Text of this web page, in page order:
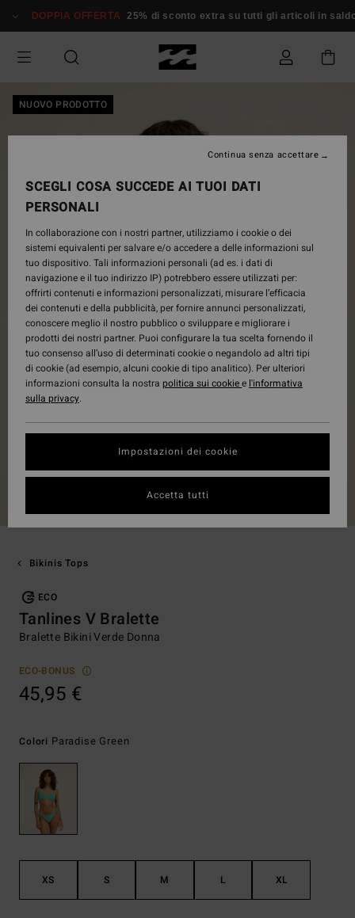
alle
prodotto
DOPPIA OFFERTA 25% di sconto extra su tutti gli articoli in
NUOVO PRODOTTO
Bikinis Tops
ECO
Tanlines V Bralette
Bralette Bikini Verde Donna
ECO-BONUS
45,95 €
Colori Paradise Green
XS S M L XL
SCEGLI COSA SUCCEDE AI TUOI DATI
PERSONALI
In collaborazione con i nostri partner, utilizziamo i cookie o dei
sistemi equivalenti per salvare e/o accedere a delle informazioni sul
tuo dispositivo. Tali informazioni personali (ad es. i dati di
navigazione e il tuo indirizzo IP) potrebbero essere utilizzati per:
offrirti contenuti e informazioni personalizzati, misurare l’efficacia
dei contenuti e della pubblicità, per fornire annunci personalizzati,
conoscere meglio il nostro pubblico o sviluppare e migliorare i
prodotti dei nostri partner. Puoi configurare la tua scelta fornendo il
tuo consenso all’uso di determinati cookie o negandolo ad altri tipi
di cookie (ad esempio, alcuni cookie di tipo analitico). Per ulteriori
informazioni consulta la nostra politica sui cookiee l'informativa
sulla privacy.
Impostazioni dei cookie
Continua senza accettare
Accetta tutti